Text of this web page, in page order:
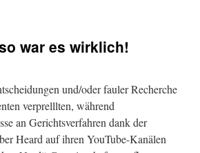
war es wirklich!
und/oder fauler Recherche
verprelllten, während
an Gerichtsverfahren dank der
Heard auf ihren YouTube-Kanälen